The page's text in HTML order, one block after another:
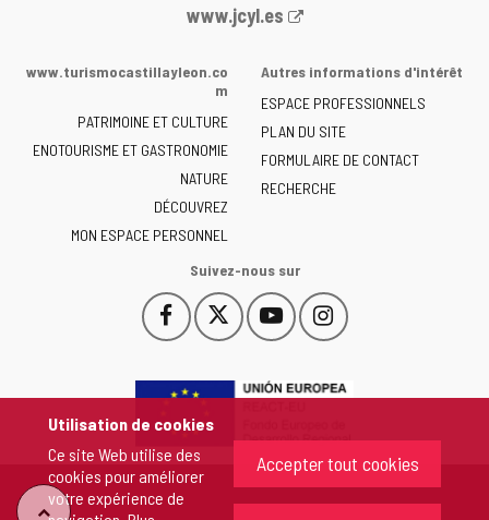
Utilisation de cookies
Ce site Web utilise des
cookies pour améliorer
votre expérience de
Accepter tout cookies
Portail
la
de
Castilla
y
León
-
www.jcyl.es
www.turismocastillayleon.co
m
PATRIMOINE ET CULTURE
ENOTOURISME ET GASTRONOMIE
NATURE
DÉCOUVREZ
MON ESPACE PERSONNEL
Autres informations d'intérêt
ESPACE PROFESSIONNELS
PLAN DU SITE
FORMULAIRE DE CONTACT
RECHERCHE
Suivez-nous sur
Facebook
Este
enlace
abrirá
una
ventana
nueva.
Este
enlace
abrirá
ventana
nueva.
YouTube
Este
enlace
abrirá
ventana
nueva.
Instagram
Este
enlace
abrirá
ventana
nueva.
"Retour